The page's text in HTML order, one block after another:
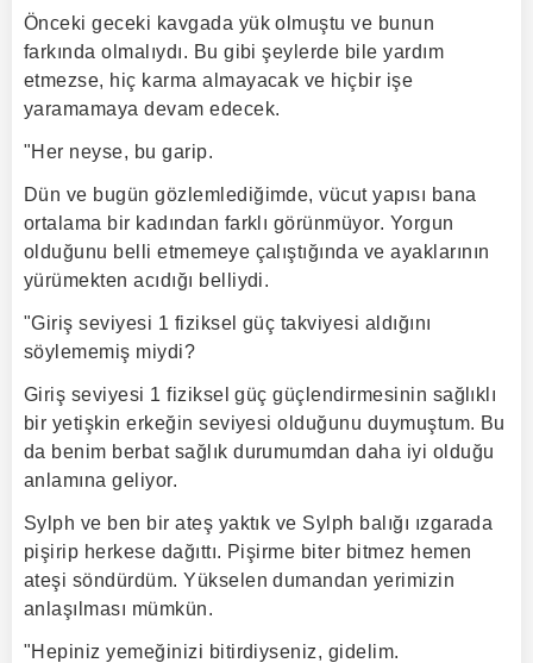
Önceki geceki kavgada yük olmuştu ve bunun
farkında olmalıydı. Bu gibi şeylerde bile yardım
etmezse, hiç karma almayacak ve hiçbir işe
yaramamaya devam edecek.
"Her neyse, bu garip.
Dün ve bugün gözlemlediğimde, vücut yapısı bana
ortalama bir kadından farklı görünmüyor. Yorgun
olduğunu belli etmemeye çalıştığında ve ayaklarının
yürümekten acıdığı belliydi.
"Giriş seviyesi 1 fiziksel güç takviyesi aldığını
söylememiş miydi?
Giriş seviyesi 1 fiziksel güç güçlendirmesinin sağlıklı
bir yetişkin erkeğin seviyesi olduğunu duymuştum. Bu
da benim berbat sağlık durumumdan daha iyi olduğu
anlamına geliyor.
Sylph ve ben bir ateş yaktık ve Sylph balığı ızgarada
pişirip herkese dağıttı. Pişirme biter bitmez hemen
ateşi söndürdüm. Yükselen dumandan yerimizin
anlaşılması mümkün.
"Hepiniz yemeğinizi bitirdiyseniz, gidelim.